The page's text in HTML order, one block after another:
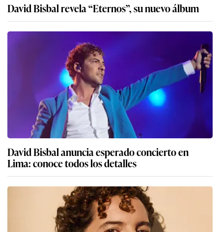
David Bisbal revela “Eternos”, su nuevo álbum
David Bisbal anuncia esperado concierto en
Lima: conoce todos los detalles